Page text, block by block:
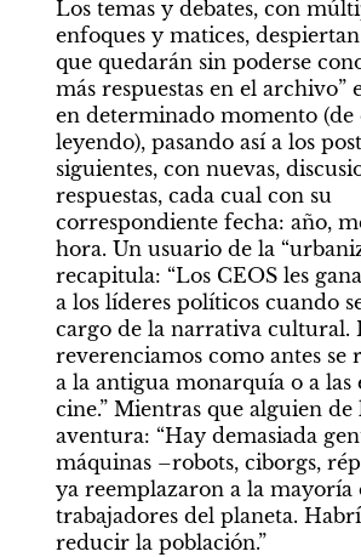
Los temas y debates, con
enfoques y matices,
que quedarán sin poderse
más respuestas en el archivo”
en determinado momento (de
leyendo), pasando así a los
siguientes, con nuevas,
respuestas, cada cual con su
correspondiente fecha: año,
hora. Un usuario de la
recapitula: “Los CEOS les
a los líderes políticos cuando
cargo de la narrativa cultural.
reverenciamos como antes se
a la antigua monarquía o a las
cine.” Mientras que alguien de
aventura: “Hay demasiada
máquinas –robots, ciborgs,
ya reemplazaron a la mayoría
trabajadores del planeta.
reducir la población.”